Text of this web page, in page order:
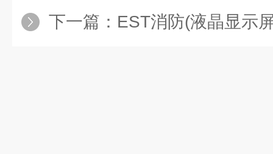
下一篇： EST消防(液晶显示